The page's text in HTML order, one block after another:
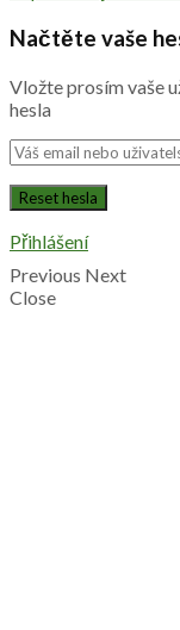
Načtěte vaše
Vložte prosím vaše
hesla
Přihlášení
Previous Next
Close